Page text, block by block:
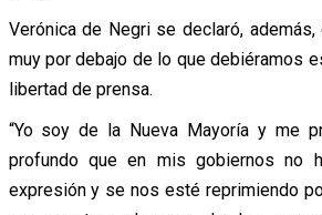
Verónica de Negri se declaró,
muy por debajo de lo que debiéramos
libertad de prensa.
“Yo soy de la Nueva Mayoría y me
profundo que en mis gobiernos no
expresión y se nos esté reprimiendo